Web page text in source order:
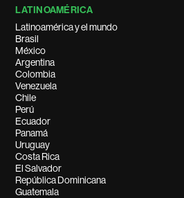
LATINOAMÉRICA
Latinoamérica y el mundo
Brasil
México
Argentina
Colombia
Venezuela
Chile
Perú
Ecuador
Panamá
Uruguay
Costa Rica
El Salvador
República Dominicana
Guatemala